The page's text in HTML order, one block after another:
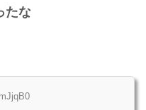
たな